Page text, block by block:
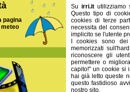
pagina
Su irri.itutilizziamo
Questo tipo di
cookies di terze
necessita del
implicito se l'utente
I cookies sono
memorizzati
riconoscere gli
permettere o
capito!" un cookie si
hai già letto queste
questo fastidioso
nostro sito.